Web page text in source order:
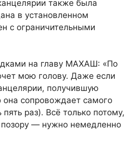
также была
в установленном
с ограничительными
на главу МАХАШ: «По
мою голову. Даже если
получившую
она сопровождает самого
раз). Всё только потому,
позору — нужно немедленно